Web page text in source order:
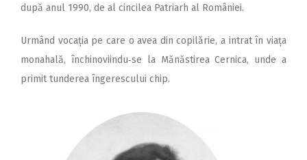
după anul 1990, de al cincilea Patriarh al României.
Urmând vocația pe care o avea din copilărie, a intrat în viața
monahală, închinoviindu‑se la Mănăstirea Cernica, unde a
primit tunderea îngerescului chip.